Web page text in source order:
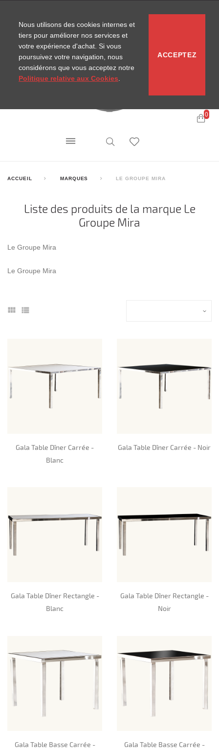
0
ACCUEIL MARQUES LE GROUPE MIRA
Liste des produits de la marque Le
Groupe Mira
Le Groupe Mira
Le Groupe Mira
Gala Table Dîner Carrée -
Blanc
Gala Table Dîner Carrée - Noir
Gala Table Dîner Rectangle -
Blanc
Gala Table Dîner Rectangle -
Noir
Gala Table Basse Carrée -
Gala Table Basse Carrée -
Nous utilisons des cookies internes et
tiers pour améliorer nos services et
votre expérience d'achat. Si vous
poursuivez votre navigation, nous
considérons que vous acceptez notre
Politique relative aux Cookies
ACCEPTEZ